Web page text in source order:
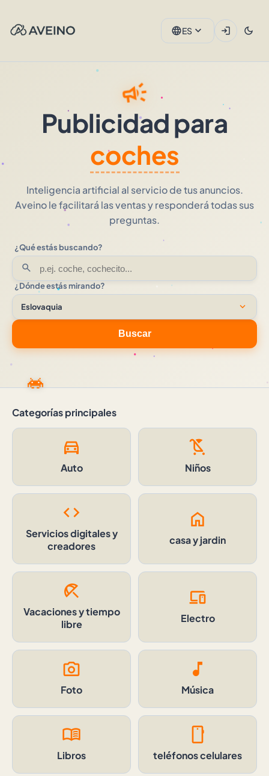
languageES expand_more login dark_mode
campaign
Publicidad para
coches
Inteligencia artificial al servicio de tus anuncios.
Aveino le facilitará las ventas y responderá todas sus
preguntas.
¿Qué estás buscando?
search
¿Dónde estás mirando?
Eslovaquia expand_more
Buscar
Categorías principales
directions_car
Auto
child_friendly
Niños
code
Servicios digitales y
creadores
home
casa y jardin
beach_access
Vacaciones y tiempo
libre
devices
Electro
photo_camera
Foto
music_note
Música
menu_book
Libros
smartphone
teléfonos celulares